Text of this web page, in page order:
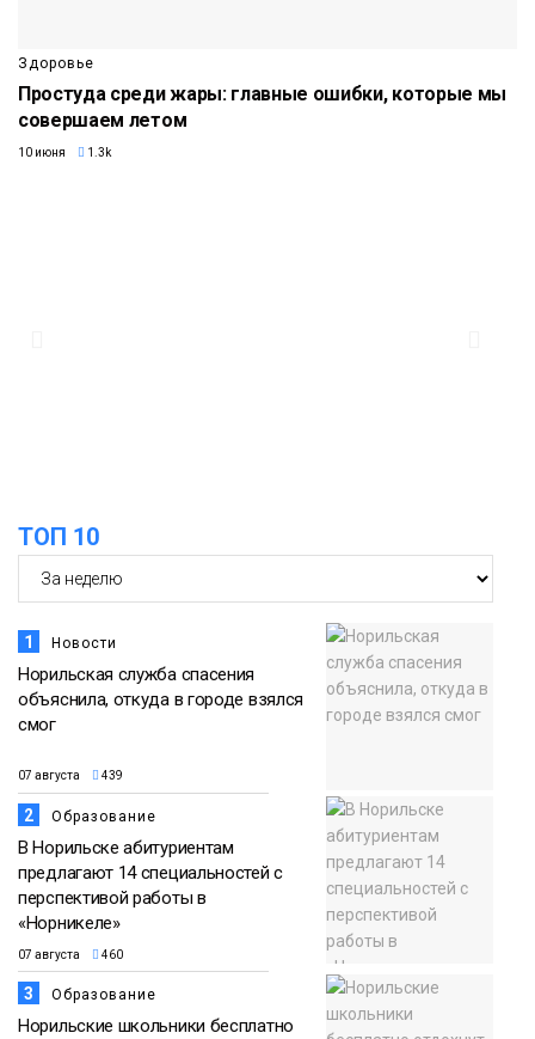
Здоровье
Простуда среди жары: главные ошибки, которые мы
совершаем летом
10 июня 1.3k
ТОП 10
1 Новости
Норильская служба спасения
объяснила, откуда в городе взялся
смог
07 августа 439
2 Образование
В Норильске абитуриентам
предлагают 14 специальностей с
перспективой работы в
«Норникеле»
07 августа 460
3 Образование
Норильские школьники бесплатно